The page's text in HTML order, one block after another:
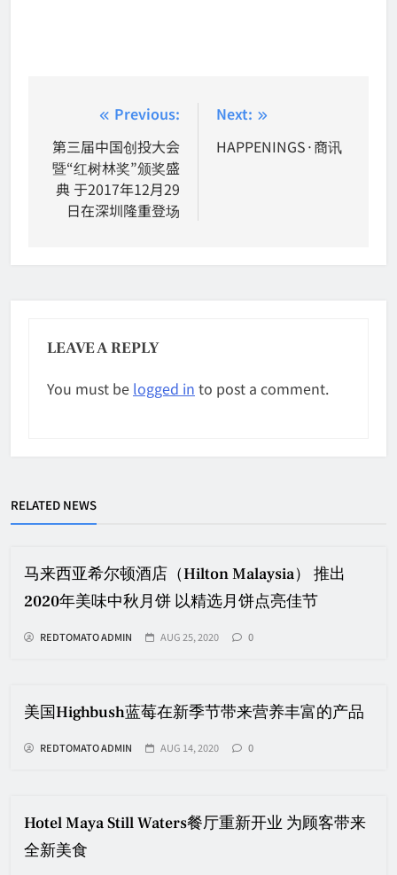
navigation
Previous:
第三届中国创投大会
暨“红树林奖”颁奖盛
典 于2017年12月29
日在深圳隆重登场
Next:
HAPPENINGS·商讯
LEAVE A REPLY
You must be logged in to post a comment.
RELATED NEWS
马来西亚希尔顿酒店（Hilton Malaysia） 推出
2020年美味中秋月饼 以精选月饼点亮佳节
REDTOMATO ADMIN AUG 25, 2020 0
美国Highbush蓝莓在新季节带来营养丰富的产品
REDTOMATO ADMIN AUG 14, 2020 0
Hotel Maya Still Waters餐厅重新开业 为顾客带来
全新美食